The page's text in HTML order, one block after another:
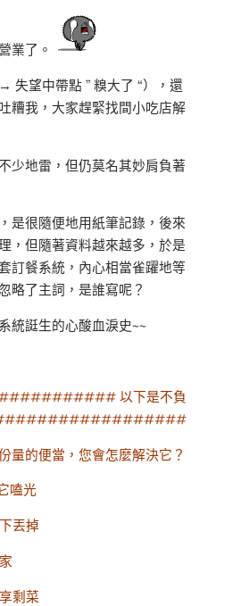
業了。
失望中帶點 ” 糗大了 “），還
糟我，大家趕緊找間小吃店解
少地雷，但仍莫名其妙肩負著
是很隨便地用紙筆記錄，後來
，但隨著資料越來越多，於是
訂餐系統，內心相當雀躍地等
略了主詞，是誰寫呢？
統誔生的心酸血淚史~~
以下是不負
量的便當，您會怎麼解決它？
嗑光
丟掉
剩菜